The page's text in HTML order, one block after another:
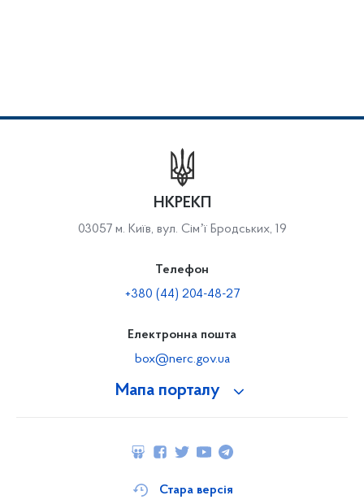
Мапа порталу
НКРЕКП
03057 м. Київ, вул. Сімʼї Бродських, 19
Телефон
+380 (44) 204-48-27
Електронна пошта
box@nerc.gov.ua
Стара версія